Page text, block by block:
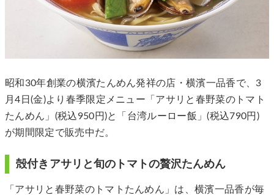
昭和30年創業の横濱たんめん発祥の店・横濱一品香で、3
月4日(金)より春季限定メニュー「アサリと春野菜のトマト
たんめん」(税込950円)と「台湾ルーロー飯」(税込790円)
が期間限定で販売中だ。
殻付きアサリと旬のトマトの贅沢たんめん
「アサリと春野菜のトマトたんめん」は、横濱一品香が毎